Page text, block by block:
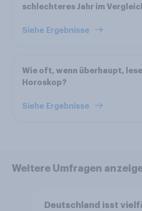
schlechteres Jahr im
Siehe Ergebnisse
Wie oft, wenn überhaupt,
Horoskop?
Siehe Ergebnisse
Weitere Umfragen
Deutschland isst